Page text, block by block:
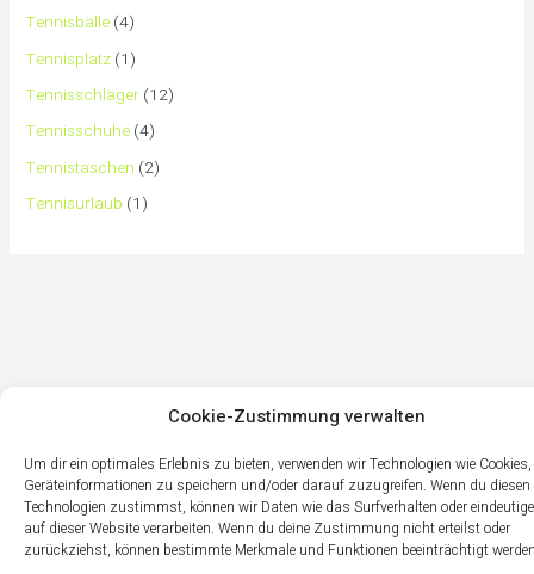
Cookie-Zustimmung verwalten
Um dir ein optimales Erlebnis zu bieten, verwenden wir Technologien wie
Geräteinformationen zu speichern und/oder darauf zuzugreifen. Wenn du diesen
Technologien zustimmst, können wir Daten wie das Surfverhalten oder
auf dieser Website verarbeiten. Wenn du deine Zustimmung nicht erteilst oder
zurückziehst, können bestimmte Merkmale und Funktionen beeinträchtigt
Tennisbälle (4)
Tennisplatz (1)
Tennisschläger (12)
Tennisschuhe (4)
Tennistaschen (2)
Tennisurlaub (1)